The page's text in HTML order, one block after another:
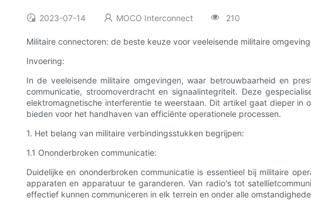
2023-07-14 MOCO Interconnect 210
Militaire connectoren: de beste keuze voor veeleisende militaire
Invoering:
In de veeleisende militaire omgevingen, waar betrouwbaarheid en
communicatie, stroomoverdracht en signaalintegriteit. Deze
elektromagnetische interferentie te weerstaan. Dit artikel gaat dieper
bieden voor het handhaven van efficiënte operationele processen.
1. Het belang van militaire verbindingsstukken begrijpen:
1.1 Ononderbroken communicatie:
Duidelijke en ononderbroken communicatie is essentieel bij militaire
apparaten en apparatuur te garanderen. Van radio's tot
effectief kunnen communiceren in elk terrein en onder alle